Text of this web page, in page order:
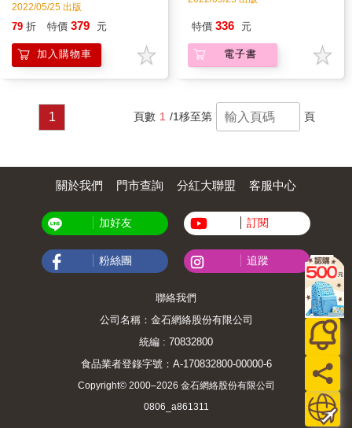
2022/05/25 出版
79 折 特價 379 元
加入購物車
特價 336 元
電子書
1 頁數 1 /1移至第 頁
關於我們 門市查詢 分紅大聯盟 客服中心
加好友 訂閱
粉絲團 追蹤
聯絡我們
公司名稱：金石網絡股份有限公司
統編 : 70832800
食品業者登錄字號：A-170832800-00000-6
Copyright© 2000–2026 金石網絡股份有限公司
0806_a861311